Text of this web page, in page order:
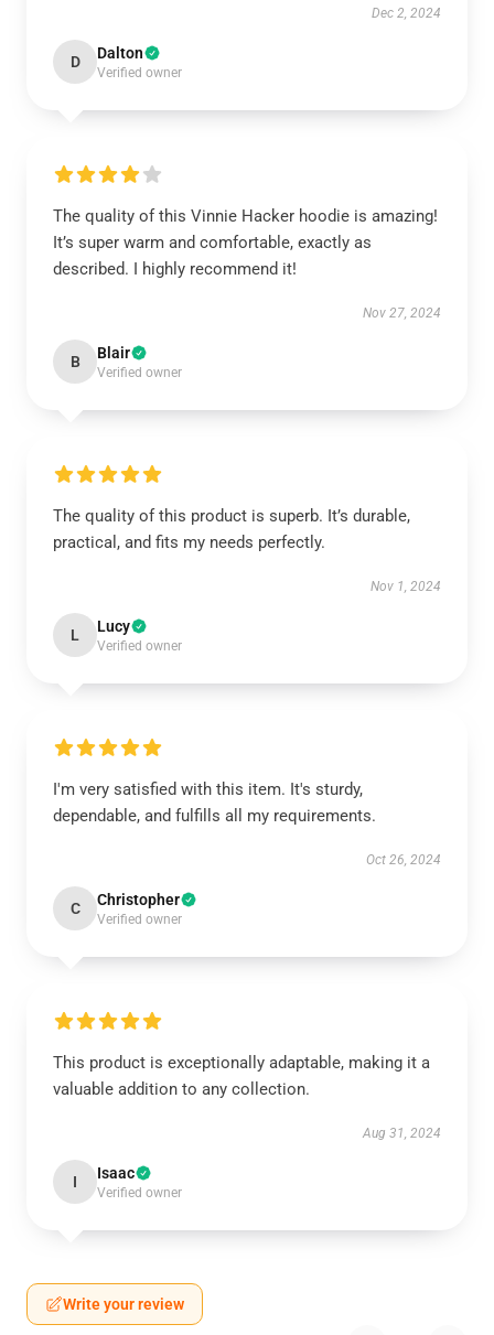
Dec 2, 2024
D Dalton
Verified owner
The quality of this Vinnie Hacker hoodie is amazing!
It’s super warm and comfortable, exactly as
described. I highly recommend it!
Nov 27, 2024
B Blair
Verified owner
The quality of this product is superb. It’s durable,
practical, and fits my needs perfectly.
Nov 1, 2024
L Lucy
Verified owner
I'm very satisfied with this item. It's sturdy,
dependable, and fulfills all my requirements.
Oct 26, 2024
C Christopher
Verified owner
This product is exceptionally adaptable, making it a
valuable addition to any collection.
Aug 31, 2024
I Isaac
Verified owner
Write your review